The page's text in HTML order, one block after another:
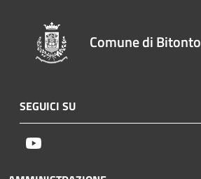
Comune di Bitonto
SEGUICI SU